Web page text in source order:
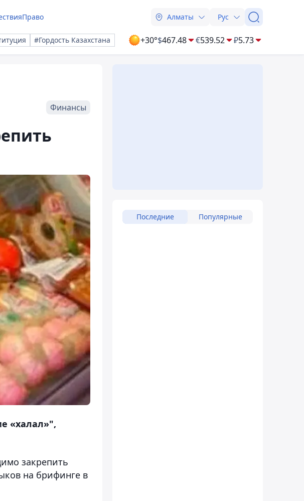
Право Алматы Рус
#Гордость Казахстана +30°$467.48 €539.52 ₽5.73
Финансы
«халал»",
закрепить
на брифинге в
Последние Популярные